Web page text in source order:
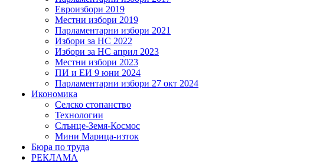
Евроизбори 2019
Местни избори 2019
Парламентарни избори 2021
Избори за НС 2022
Избори за НС април 2023
Местни избори 2023
ПИ и ЕИ 9 юни 2024
Парламентарни избори 27 окт 2024
Икономика
Селско стопанство
Технологии
Слънце-Земя-Космос
Мини Марица-изток
Бюра по труда
РЕКЛАМА